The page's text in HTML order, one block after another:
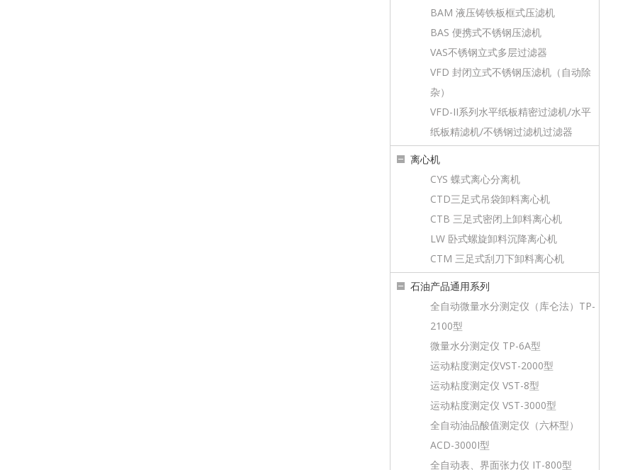
BAM 液压铸铁板框式压滤机
BAS 便携式不锈钢压滤机
VAS不锈钢立式多层过滤器
VFD 封闭立式不锈钢压滤机（自动除
杂）
VFD-II系列水平纸板精密过滤机/水平
纸板精滤机/不锈钢过滤机过滤器
离心机
CYS 蝶式离心分离机
CTD三足式吊袋卸料离心机
CTB 三足式密闭上卸料离心机
LW 卧式螺旋卸料沉降离心机
CTM 三足式刮刀下卸料离心机
石油产品通用系列
全自动微量水分测定仪（库仑法）TP-
2100型
微量水分测定仪 TP-6A型
运动粘度测定仪VST-2000型
运动粘度测定仪 VST-8型
运动粘度测定仪 VST-3000型
全自动油品酸值测定仪（六杯型）
ACD-3000I型
全自动表、界面张力仪 IT-800型